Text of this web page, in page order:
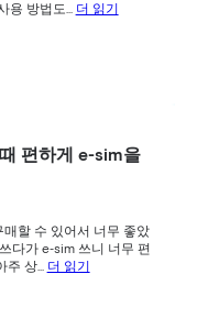
용 방법도... 더 읽기
편하게 e-sim을
할 수 있어서 너무 좋았
다가 e-sim 쓰니 너무 편
주 상... 더 읽기